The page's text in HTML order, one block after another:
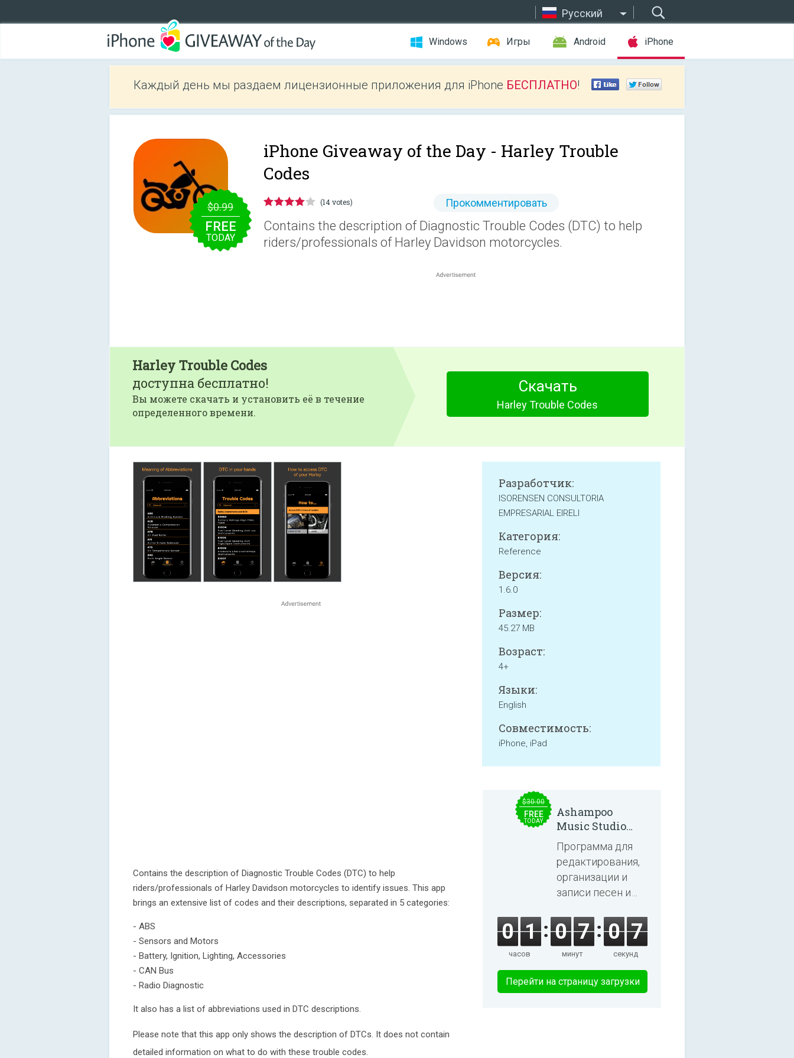
Русский
Windows Игры Android iPhone
Каждый день мы раздаем лицензионные приложения для iPhone БЕСПЛАТНО!
$0.99
FREE
TODAY
iPhone Giveaway of the Day - Harley Trouble
Codes
(14 votes) Прокомментировать
Contains the description of Diagnostic Trouble Codes (DTC) to help
riders/professionals of Harley Davidson motorcycles.
Harley Trouble Codes
доступна бесплатно!
Вы можете скачать и установить её в течение
определенного времени.
Скачать
Harley Trouble Codes
Contains the description of Diagnostic Trouble Codes (DTC) to help
riders/professionals of Harley Davidson motorcycles to identify issues. This app
brings an extensive list of codes and their descriptions, separated in 5 categories:
- ABS
- Sensors and Motors
- Battery, Ignition, Lighting, Accessories
- CAN Bus
- Radio Diagnostic
It also has a list of abbreviations used in DTC descriptions.
Please note that this app only shows the description of DTCs. It does not contain
detailed information on what to do with these trouble codes.
Разработчик:
ISORENSEN CONSULTORIA
EMPRESARIAL EIRELI
Категория:
Reference
Версия:
1.6.0
Размер:
45.27 MB
Возраст:
4+
Языки:
English
Совместимость:
iPhone, iPad
$30.00
FREE
TODAY
Ashampoo
Music Studio
2025
Программа для
редактирования,
организации и
записи песен и
0 1
часов
0 7
минут
0 7
секунд
Перейти на страницу загрузки